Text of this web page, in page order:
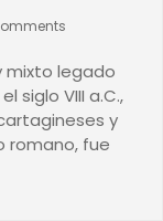
mixto legado
siglo VIII a.C.,
y
romano, fue